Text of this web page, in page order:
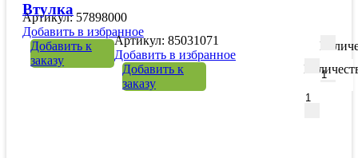
Артикул: 57898000
Добавить в избранное
Добавить к
заказу
Втулка
Артикул: 85031071
Добавить в избранное
Добавить к
заказу